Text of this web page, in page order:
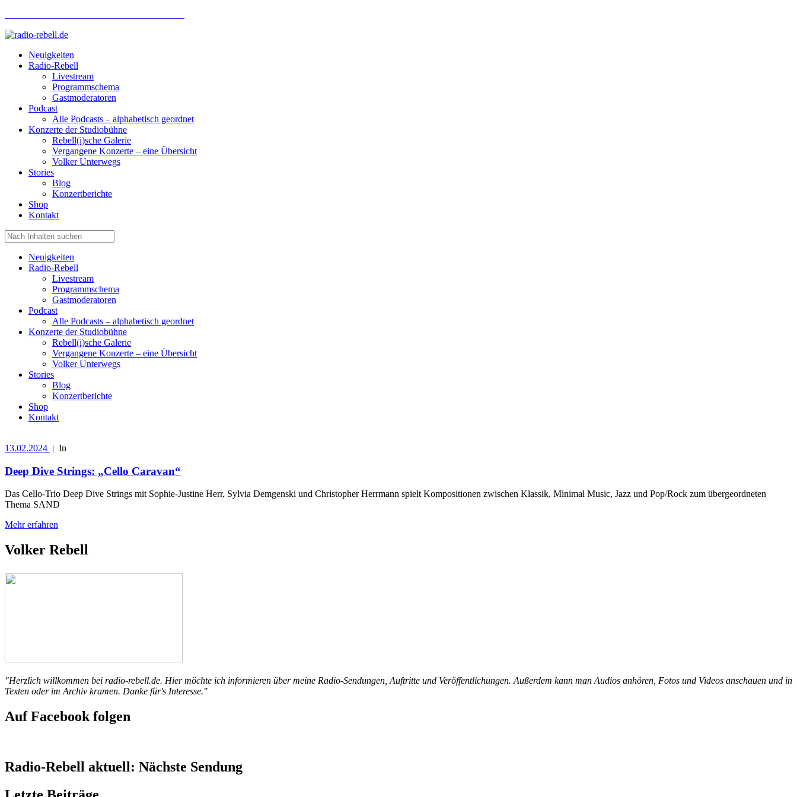
Neuigkeiten
Radio-Rebell
Livestream
Programmschema
Gastmoderatoren
Podcast
Alle Podcasts – alphabetisch geordnet
Konzerte der Studiobühne
Rebell(i)sche Galerie
Vergangene Konzerte – eine Übersicht
Volker Unterwegs
Stories
Blog
Konzertberichte
Shop
Kontakt
Neuigkeiten
Radio-Rebell
Livestream
Programmschema
Gastmoderatoren
Podcast
Alle Podcasts – alphabetisch geordnet
Konzerte der Studiobühne
Rebell(i)sche Galerie
Vergangene Konzerte – eine Übersicht
Volker Unterwegs
Stories
Blog
Konzertberichte
Shop
Kontakt
13.02.2024 | In
Deep Dive Strings: „Cello Caravan“
Das Cello-Trio Deep Dive Strings mit Sophie-Justine Herr, Sylvia Demgenski und Christopher Herrmann spielt Kompositionen zwischen Klassik, Minimal Music, Jazz und Pop/Rock zum übergeordneten
Thema SAND
Mehr erfahren
Volker Rebell
"Herzlich willkommen bei radio-rebell.de. Hier möchte ich informieren über meine Radio-Sendungen, Auftritte und Veröffentlichungen. Außerdem kann man Audios anhören, Fotos und Videos anschauen und in
Texten oder im Archiv kramen. Danke für's Interesse."
Auf Facebook folgen
Radio-Rebell aktuell: Nächste Sendung